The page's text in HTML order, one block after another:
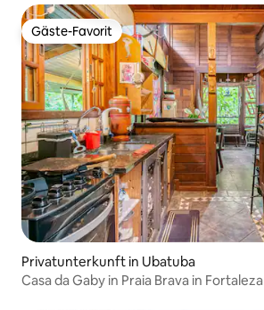
Gäste-Favorit
Gäste-Favorit
Privatunterkunft in Ubatuba
Casa da Gaby in Praia Brava in Fortaleza